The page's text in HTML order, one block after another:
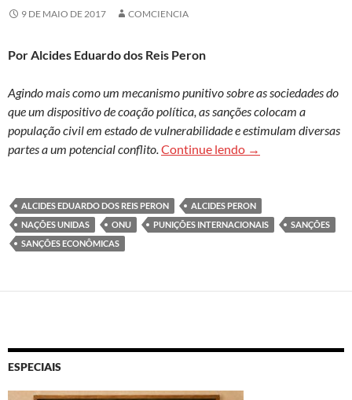
9 DE MAIO DE 2017 COMCIENCIA
Por Alcides Eduardo dos Reis Peron
Agindo mais como um mecanismo punitivo sobre as sociedades do
que um dispositivo de coação política, as sanções colocam a
população civil em estado de vulnerabilidade e estimulam diversas
partes a um potencial conflito.Continue lendo Sanções
→
ALCIDES EDUARDO DOS REIS PERON
ALCIDES PERON
NAÇÕES UNIDAS
ONU PUNIÇÕES INTERNACIONAIS
SANÇÕES
SANÇÕES ECONÔMICAS
ESPECIAIS